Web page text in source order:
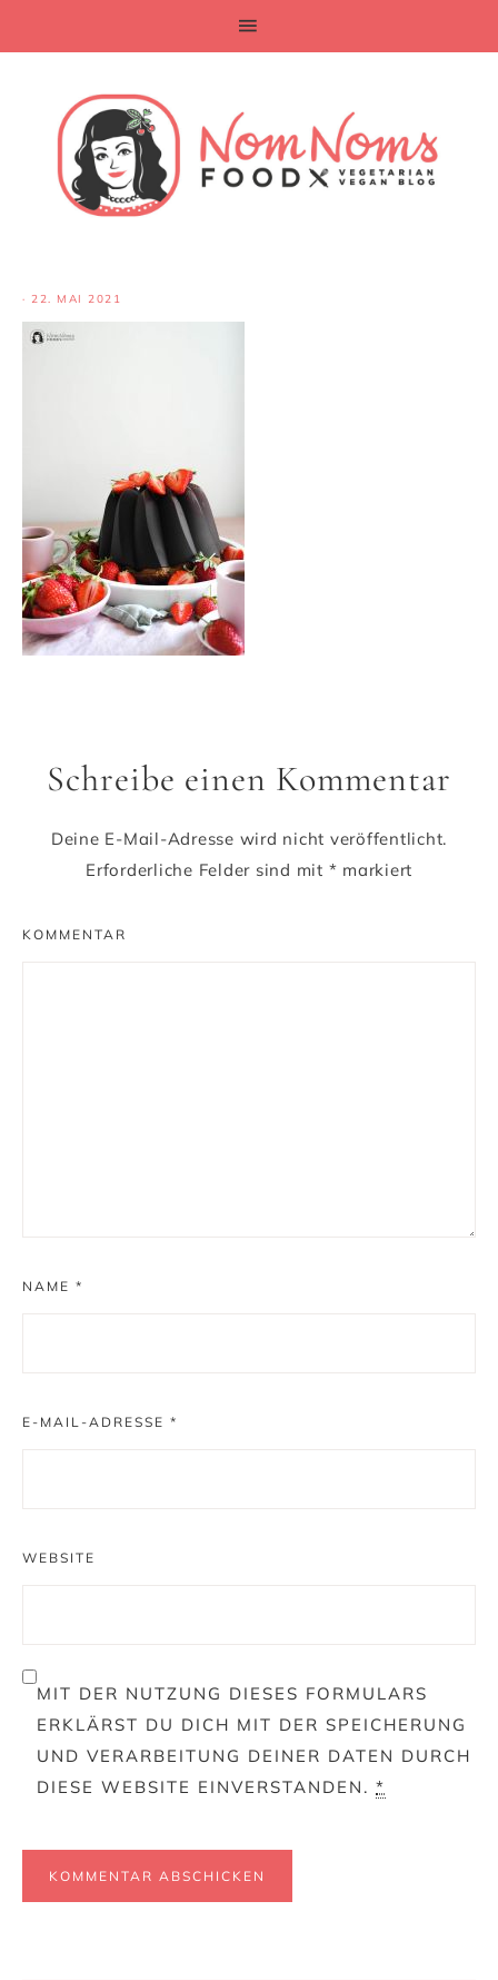
· 22. MAI 2021
Schreibe einen Kommentar
Deine E-Mail-Adresse wird nicht veröffentlicht.
Erforderliche Felder sind mit * markiert
KOMMENTAR
NAME *
E-MAIL-ADRESSE *
WEBSITE
MIT DER NUTZUNG DIESES FORMULARS
ERKLÄRST DU DICH MIT DER SPEICHERUNG
UND VERARBEITUNG DEINER DATEN DURCH
DIESE WEBSITE EINVERSTANDEN. *